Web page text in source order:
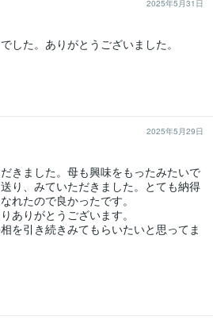
2025年5月31日
した。ありがとうございました。
2025年5月29日
きました。母も興味をもったみたいで
り、みていただきました。とても納得
れたので良かったです。
ありがとうございます。
を引き続きみてもらいたいと思ってま